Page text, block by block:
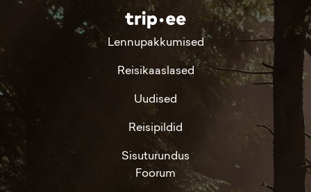
Lennupakkumised
Reisikaaslased
Uudised
Reisipildid
Sisuturundus
Foorum